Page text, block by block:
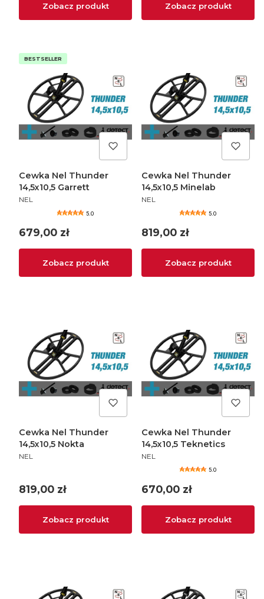
Zobacz produkt Zobacz produkt
BESTSELLER
Cewka Nel Thunder
14,5x10,5 Garrett
PRODUCENT
NEL
5.0
Cena
679,00 zł
Zobacz produkt
Cewka Nel Thunder
14,5x10,5 Minelab
PRODUCENT
NEL
5.0
Cena
819,00 zł
Zobacz produkt
Cewka Nel Thunder
14,5x10,5 Nokta
PRODUCENT
NEL
Cena
819,00 zł
Zobacz produkt
Cewka Nel Thunder
14,5x10,5 Teknetics
PRODUCENT
NEL
5.0
Cena
670,00 zł
Zobacz produkt